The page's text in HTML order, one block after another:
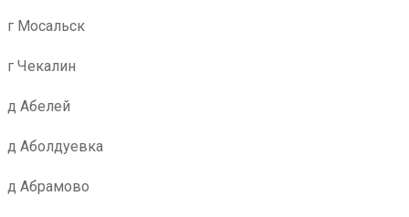
г Мосальск
г Чекалин
д Абелей
д Аболдуевка
д Абрамово